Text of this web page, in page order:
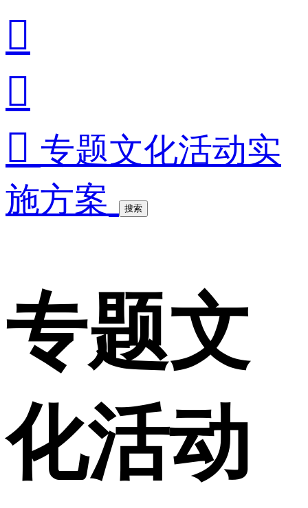


 专题文化活动实
施方案
搜索
专题文
化活动